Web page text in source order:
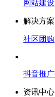
网站建设
解决方案
社区团购
抖音推广
资讯中心